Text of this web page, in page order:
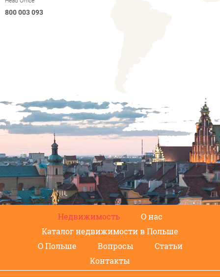
800 003 093
Недвижимость
О нас
Каталог недвижимости в Польше
О Польше
Вопросы
Статьи
Контакты